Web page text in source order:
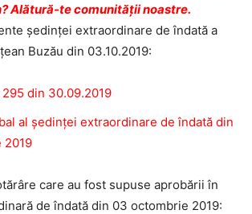
Alătură-te comunității noastre.
ședinței extraordinare de îndată a
Buzău din 03.10.2019:
din 30.09.2019
al ședinței extraordinare de îndată din
2019
care au fost supuse aprobării în
de îndată din 03 octombrie 2019: